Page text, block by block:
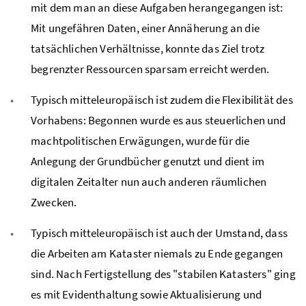
mit dem man an diese Aufgaben herangegangen ist:
Mit ungefähren Daten, einer Annäherung an die
tatsächlichen Verhältnisse, konnte das Ziel trotz
begrenzter Ressourcen sparsam erreicht werden.
Typisch mitteleuropäisch ist zudem die Flexibilität des
Vorhabens: Begonnen wurde es aus steuerlichen und
machtpolitischen Erwägungen, wurde für die
Anlegung der Grundbücher genutzt und dient im
digitalen Zeitalter nun auch anderen räumlichen
Zwecken.
Typisch mitteleuropäisch ist auch der Umstand, dass
die Arbeiten am Kataster niemals zu Ende gegangen
sind. Nach Fertigstellung des "stabilen Katasters" ging
es mit Evidenthaltung sowie Aktualisierung und